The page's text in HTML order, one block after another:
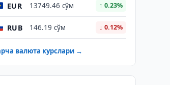
EUR 13749.46 сўм ↑ 0.23%
RUB 146.19 сўм ↓ 0.12%
валюта курслари →